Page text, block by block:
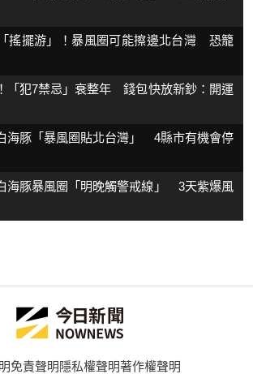
搖擺游」！暴風圈可能擦邊北台灣 恐籠
「犯7禁忌」衰整年 錢包快放新鈔：開運
海豚「暴風圈貼北台灣」 4縣市有機會停
海豚暴風圈「明晚觸警戒線」 3天紫爆風
免責聲明隱私權聲明著作權聲明